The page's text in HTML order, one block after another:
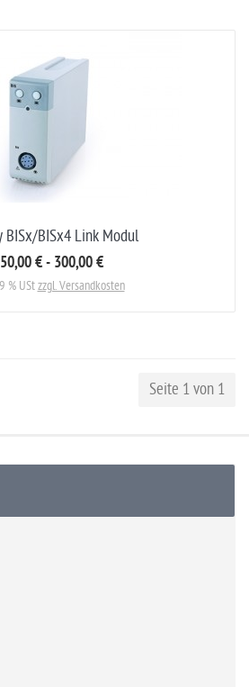
BISx/BISx4 Link Modul
€ - 300,00 €
% UStzzgl. Versandkosten
Seite 1 von 1